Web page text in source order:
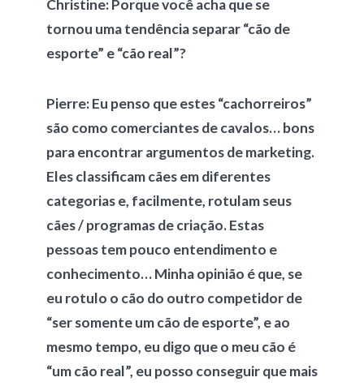
Christine: Porque você acha que se
tornou uma tendência separar “cão de
esporte” e “cão real”?
Pierre:Eu penso que estes “cachorreiros”
são como comerciantes de cavalos… bons
para encontrar argumentos de marketing.
Eles classificam cães em diferentes
categorias e, facilmente, rotulam seus
cães / programas de criação. Estas
pessoas tem pouco entendimento e
conhecimento… Minha opinião é que, se
eu rotulo o cão do outro competidor de
“ser somente um cão de esporte”, e ao
mesmo tempo, eu digo que o meu cão é
“um cão real”, eu posso conseguir que mais